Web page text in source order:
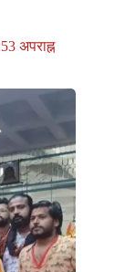
अपराह्न